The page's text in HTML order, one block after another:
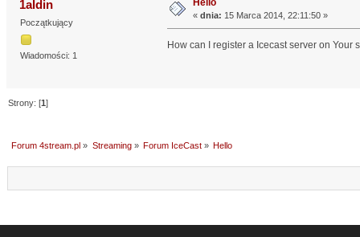
1aldin
Początkujący
Wiadomości: 1
Hello
« dnia: 15 Marca 2014, 22:11:50 »
How can I register a Icecast server on Your
Strony: [1]
Forum 4stream.pl » Streaming» Forum IceCast» Hello